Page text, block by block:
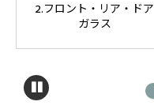
2.フロント・リア・ドア
ガラス